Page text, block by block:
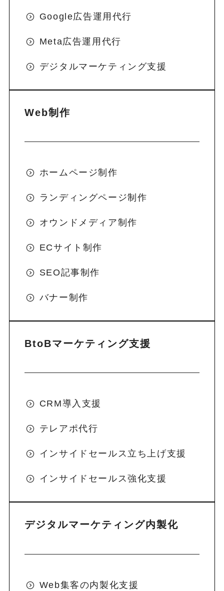
Google広告運用代行
Meta広告運用代行
デジタルマーケティング支援
Web制作
ホームページ制作
ランディングページ制作
オウンドメディア制作
ECサイト制作
SEO記事制作
バナー制作
BtoBマーケティング支援
CRM導入支援
テレアポ代行
インサイドセールス立ち上げ支援
インサイドセールス強化支援
デジタルマーケティング内製化
Web集客の内製化支援